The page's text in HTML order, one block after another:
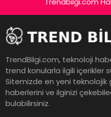
TrendBilgi.com, teknoloji
trend konularla ilgili içerikler
Sitemizde en yeni teknolojik
haberlerini ve ilginizi
bulabilirsiniz.